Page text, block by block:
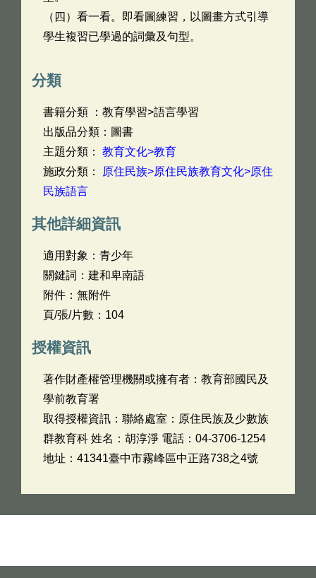
（四）看一看。即看圖練習，以圖畫方式引導
學生複習已學過的詞彙及句型。
分類
書籍分類 ：教育學習>語言學習
出版品分類：圖書
主題分類： 教育文化>教育
施政分類：
原住民族>原住民族教育文化>原住
民族語言
其他詳細資訊
適用對象：青少年
關鍵詞：建和卑南語
附件：無附件
頁/張/片數：104
授權資訊
著作財產權管理機關或擁有者：教育部國民及
學前教育署
取得授權資訊：聯絡處室：原住民族及少數族
群教育科 姓名：胡淳淨 電話：04-3706-1254
地址：41341臺中市霧峰區中正路738之4號